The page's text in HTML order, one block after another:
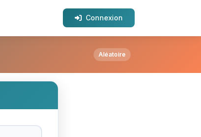
Connexion
Aléatoire